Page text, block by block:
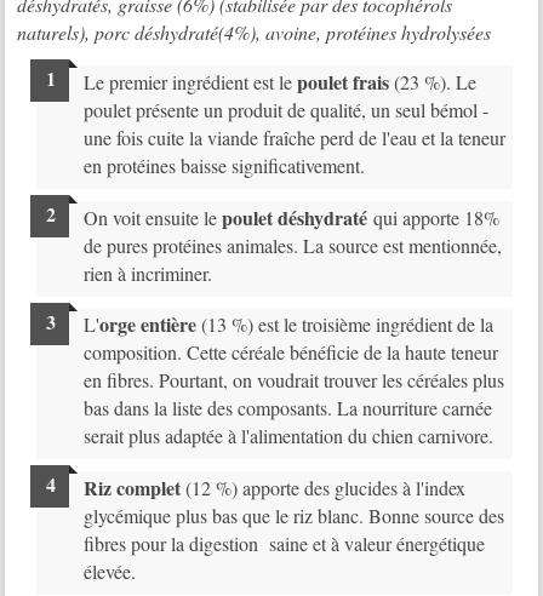
naturels), porc déshydraté(4%), avoine, protéines hydrolysées
Le premier ingrédient est lepoulet frais(23 %). Le
poulet présente un produit de qualité, un seul bémol -
une fois cuite la viande fraîche perd de l'eau et la teneur
en protéines baisse significativement.
On voit ensuite lepoulet déshydratéqui apporte 18%
de pures protéines animales. La source est mentionnée,
rien à incriminer.
L'orge entière(13 %) est le troisième ingrédient de la
composition. Cette céréale bénéficie de la haute teneur
en fibres. Pourtant, on voudrait trouver les céréales plus
bas dans la liste des composants. La nourriture carnée
serait plus adaptée à l'alimentation du chien carnivore.
Riz complet(12 %) apporte des glucides à l'index
glycémique plus bas que le riz blanc. Bonne source des
fibres pour la digestion saine et à valeur énergétique
élevée.